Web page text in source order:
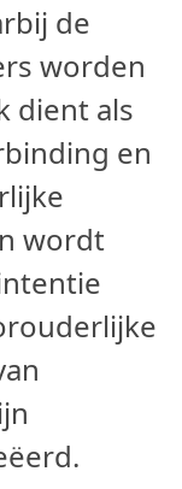
de
worden
dient als
en
wordt